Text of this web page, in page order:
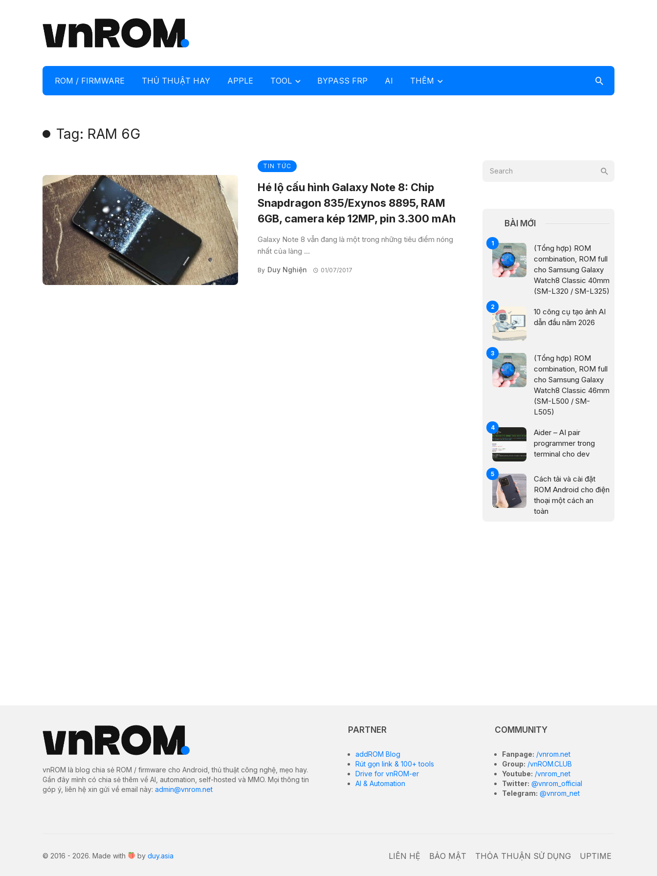
ROM / FIRMWARE THỦ THUẬT HAY APPLE TOOL BYPASS FRP AI THÊM
Tag: RAM 6G
TIN TỨC
Hé lộ cấu hình Galaxy Note 8: Chip
Snapdragon 835/Exynos 8895, RAM
6GB, camera kép 12MP, pin 3.300 mAh
Galaxy Note 8 vẫn đang là một trong những tiêu điểm nóng
nhất của làng ...
By Duy Nghiện 01/07/2017
BÀI MỚI
(Tổng hợp) ROM
combination, ROM full
cho Samsung Galaxy
Watch8 Classic 40mm
(SM-L320 / SM-L325)
10 công cụ tạo ảnh AI
dẫn đầu năm 2026
(Tổng hợp) ROM
combination, ROM full
cho Samsung Galaxy
Watch8 Classic 46mm
(SM-L500 / SM-
L505)
Aider – AI pair
programmer trong
terminal cho dev
Cách tải và cài đặt
ROM Android cho điện
thoại một cách an
toàn
vnROM là blog chia sẻ ROM / firmware cho Android, thủ thuật công nghệ, mẹo hay.
Gần đây mình có chia sẻ thêm về AI, automation, self-hosted và MMO. Mọi thông tin
góp ý, liên hệ xin gửi về email này: admin@vnrom.net
PARTNER
addROM Blog
Rút gọn link & 100+ tools
Drive for vnROM-er
AI & Automation
COMMUNITY
Fanpage: /vnrom.net
Group: /vnROM.CLUB
Youtube: /vnrom_net
Twitter: @vnrom_official
Telegram: @vnrom_net
© 2016 - 2026. Made with by duy.asia LIÊN HỆ BẢO MẬT THỎA THUẬN SỬ DỤNG UPTIME